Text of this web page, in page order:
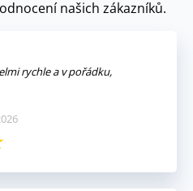
našich zákazníků.
rychle a v pořádku,